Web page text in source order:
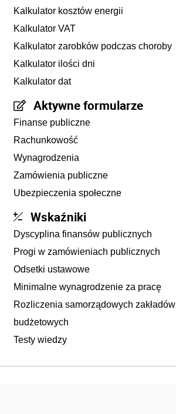
Kalkulator kosztów energii
Kalkulator VAT
Kalkulator zarobków podczas choroby
Kalkulator ilości dni
Kalkulator dat
Aktywne formularze
Finanse publiczne
Rachunkowość
Wynagrodzenia
Zamówienia publiczne
Ubezpieczenia społeczne
Wskaźniki
Dyscyplina finansów publicznych
Progi w zamówieniach publicznych
Odsetki ustawowe
Minimalne wynagrodzenie za pracę
Rozliczenia samorządowych zakładów
budżetowych
Testy wiedzy